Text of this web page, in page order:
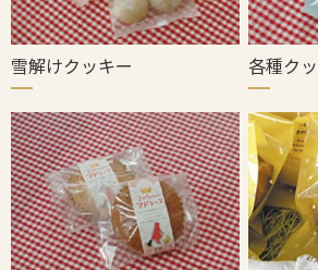
雪解けクッキー 各種ク